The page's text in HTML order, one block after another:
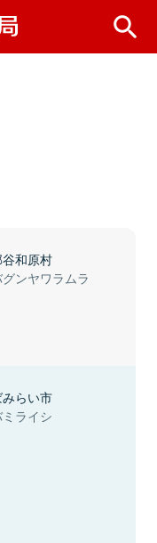
和原村
ンヤワラムラ
らい市
ライシ